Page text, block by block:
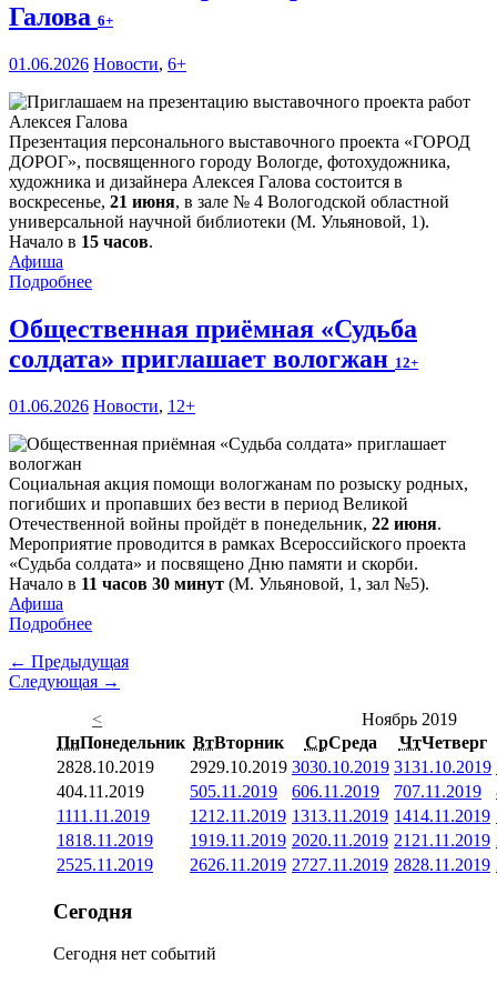
Галова 6+
01.06.2026 Новости, 6+
Презентация персонального выставочного проекта «ГОРОД
ДОРОГ», посвященного городу Вологде, фотохудожника,
художника и дизайнера Алексея Галова состоится в
воскресенье, 21 июня, в зале № 4 Вологодской областной
универсальной научной библиотеки (М. Ульяновой, 1).
Начало в 15 часов.
Афиша
Подробнее
Общественная приёмная «Судьба
солдата» приглашает вологжан 12+
01.06.2026 Новости, 12+
Социальная акция помощи вологжанам по розыску родных,
погибших и пропавших без вести в период Великой
Отечественной войны пройдёт в понедельник, 22 июня.
Мероприятие проводится в рамках Всероссийского проекта
«Судьба солдата» и посвящено Дню памяти и скорби.
Начало в 11 часов 30 минут (М. Ульяновой, 1, зал №5).
Афиша
Подробнее
← Предыдущая
Следующая →
<
Ноябрь 2019
ПнПонедельник ВтВторник СрСреда ЧтЧетверг
2828.10.2019 2929.10.2019 3030.10.2019 3131.10.2019
404.11.2019 505.11.2019 606.11.2019 707.11.2019
1111.11.2019 1212.11.2019 1313.11.2019 1414.11.2019
1818.11.2019 1919.11.2019 2020.11.2019 21 21.11.2019
2525.11.2019 2626.11.2019 2727.11.2019 2828.11.2019
Сегодня
Сегодня нет событий